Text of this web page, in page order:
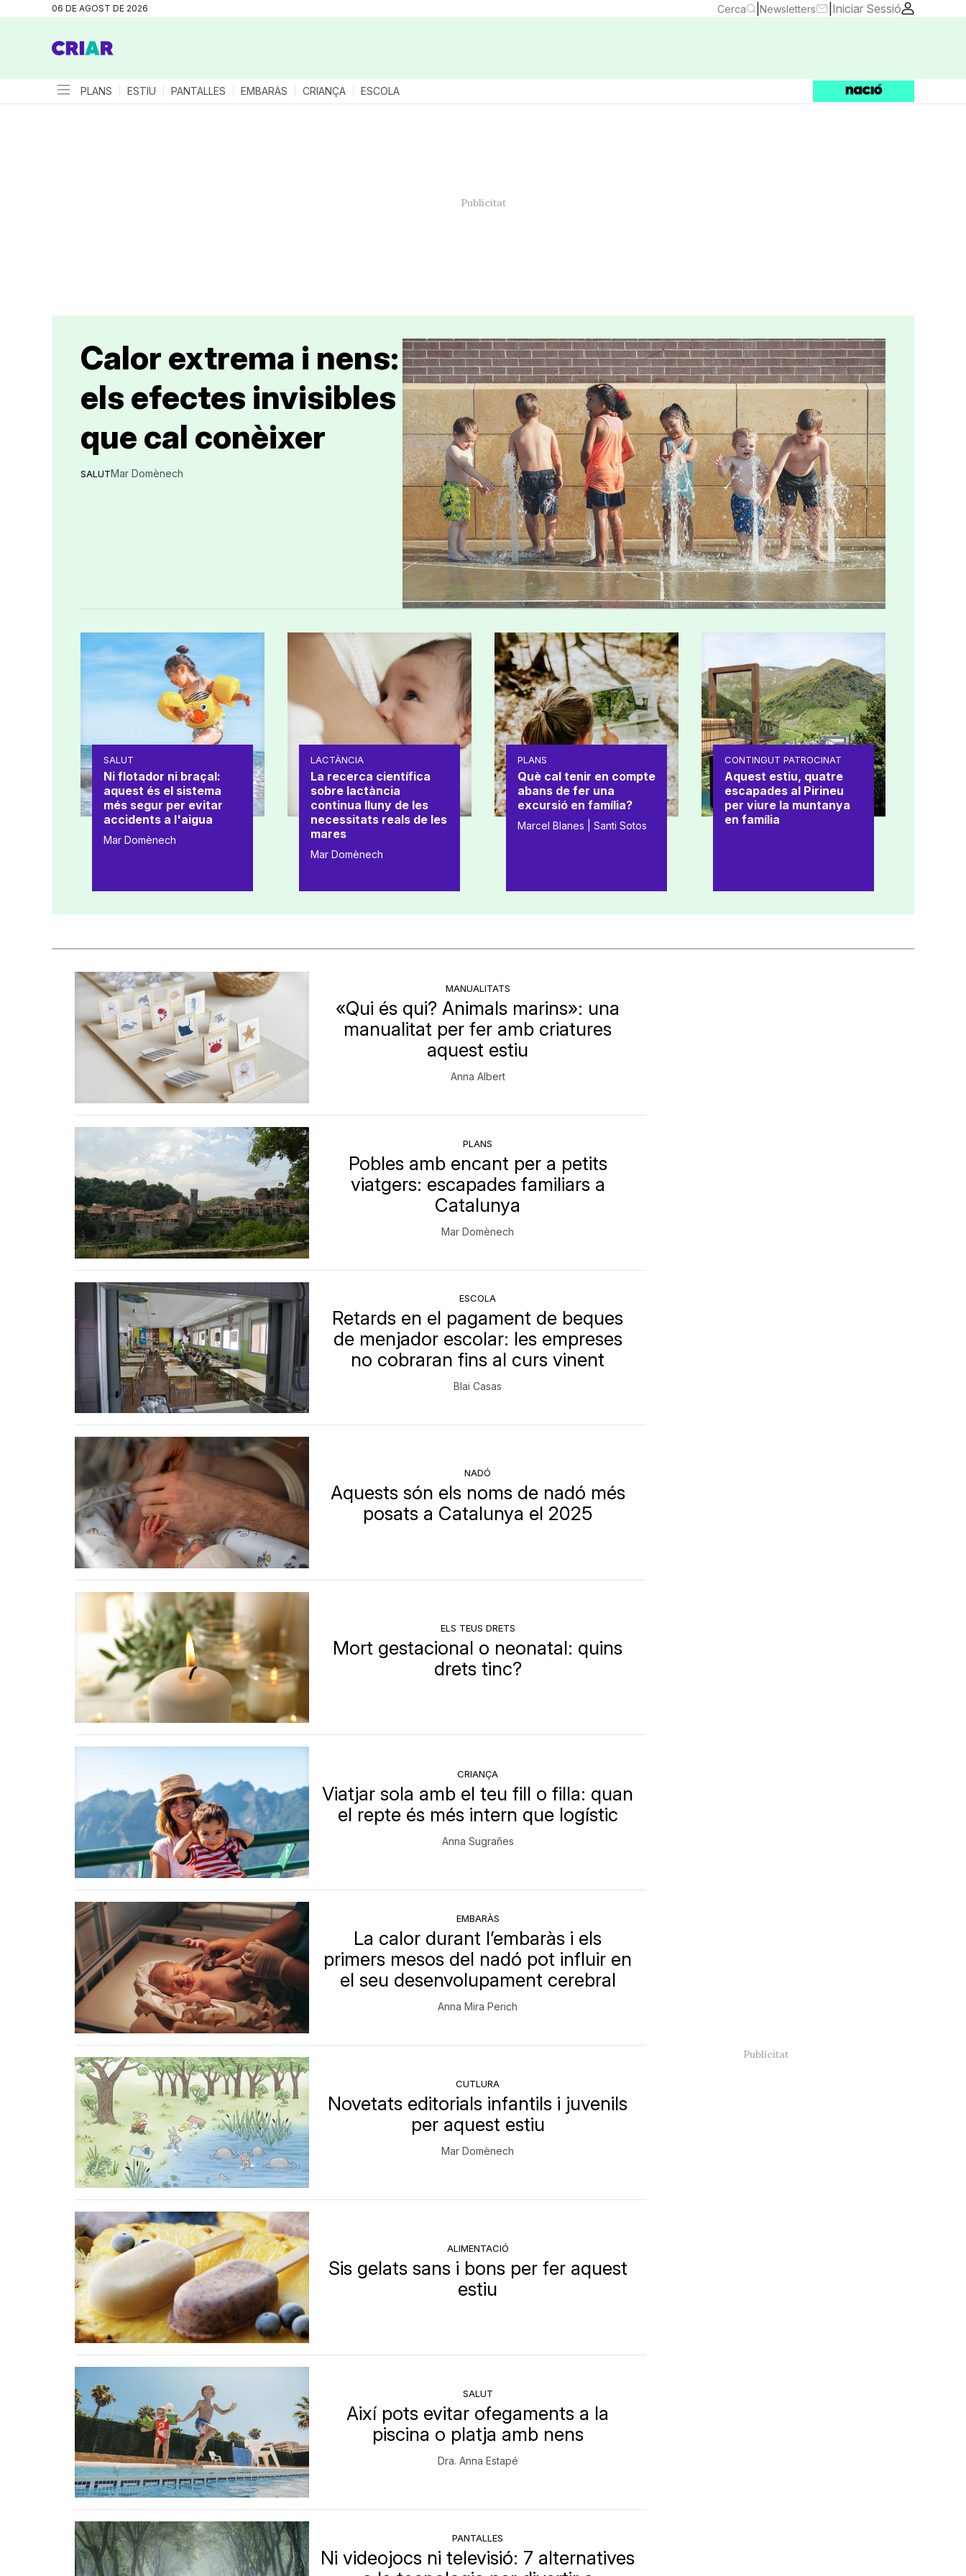
06 DE AGOST DE 2026 Cerca Newsletters Iniciar Sessió
PLANS ESTIU PANTALLES EMBARÀS CRIANÇA ESCOLA
SALUT
Calor extrema i nens:
els efectes invisibles
que cal conèixer
Mar Domènech
SALUT
Ni flotador ni braçal:
aquest és el sistema
més segur per evitar
accidents a l'aigua
Mar Domènech
LACTÀNCIA
La recerca científica
sobre lactància
continua lluny de les
necessitats reals de les
mares
Mar Domènech
PLANS
Què cal tenir en compte
abans de fer una
excursió en família?
Marcel Blanes | Santi Sotos
CONTINGUT PATROCINAT
Aquest estiu, quatre
escapades al Pirineu
per viure la muntanya
en família
MANUALITATS
«Qui és qui? Animals marins»: una
manualitat per fer amb criatures
aquest estiu
Anna Albert
PLANS
Pobles amb encant per a petits
viatgers: escapades familiars a
Catalunya
Mar Domènech
ESCOLA
Retards en el pagament de beques
de menjador escolar: les empreses
no cobraran fins al curs vinent
Blai Casas
NADÓ
Aquests són els noms de nadó més
posats a Catalunya el 2025
ELS TEUS DRETS
Mort gestacional o neonatal: quins
drets tinc?
CRIANÇA
Viatjar sola amb el teu fill o filla: quan
el repte és més intern que logístic
Anna Sugrañes
EMBARÀS
La calor durant l’embaràs i els
primers mesos del nadó pot influir en
el seu desenvolupament cerebral
Anna Mira Perich
CUTLURA
Novetats editorials infantils i juvenils
per aquest estiu
Mar Domènech
ALIMENTACIÓ
Sis gelats sans i bons per fer aquest
estiu
SALUT
Així pots evitar ofegaments a la
piscina o platja amb nens
Dra. Anna Estapé
PANTALLES
Ni videojocs ni televisió: 7 alternatives